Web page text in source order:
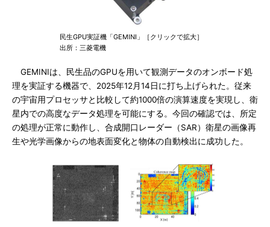
民生GPU実証機「GEMINI」［クリックで拡大］
出所：三菱電機
GEMINIは、民生品のGPUを用いて観測データのオンボード処
理を実証する機器で、2025年12月14日に打ち上げられた。従来
の宇宙用プロセッサと比較して約1000倍の演算速度を実現し、衛
星内での高度なデータ処理を可能にする。今回の確認では、所定
の処理が正常に動作し、合成開口レーダー（SAR）衛星の画像再
生や光学画像からの地表面変化と物体の自動検出に成功した。